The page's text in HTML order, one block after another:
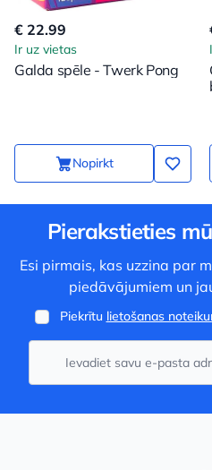
€ 22.99
Ir uz vietas
Galda spēle - Twerk Pong
Nopirkt
Pierakstieties
Esi pirmais, kas uzzina par
piedāvājumiem un
Piekrītu lietošanas